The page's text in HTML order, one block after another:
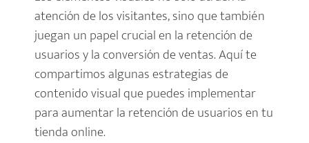
atención de los visitantes, sino que también
juegan un papel crucial en la retención de
usuarios y la conversión de ventas. Aquí te
compartimos algunas estrategias de
contenido visual que puedes implementar
para aumentar la retención de usuarios en tu
tienda online.